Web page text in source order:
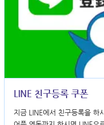
LINE 친구등록 쿠폰
지금 LINE에서 친구등록을 하